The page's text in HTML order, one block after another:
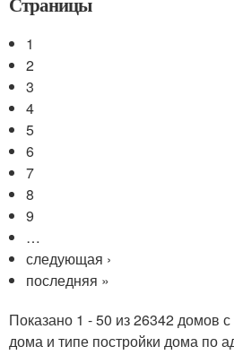
1
2
3
4
5
6
7
8
9
…
следующая ›
последняя »
Показано 1 - 50 из 26342 домов
дома и типе постройки дома по